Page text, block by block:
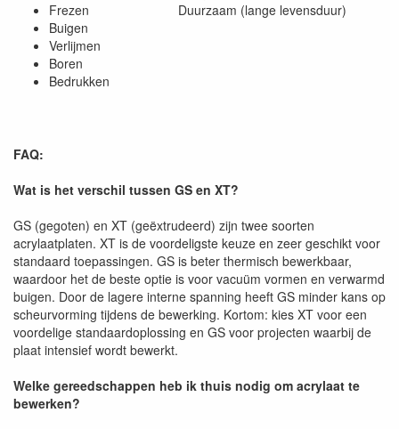
Frezen Duurzaam (lange levensduur)
Buigen
Verlijmen
Boren
Bedrukken
FAQ:
Wat is het verschil tussen GS en XT?
GS (gegoten) en XT (geëxtrudeerd) zijn twee soorten
acrylaatplaten. XT is de voordeligste keuze en zeer geschikt voor
standaard toepassingen. GS is beter thermisch bewerkbaar,
waardoor het de beste optie is voor vacuüm vormen en verwarmd
buigen. Door de lagere interne spanning heeft GS minder kans op
scheurvorming tijdens de bewerking. Kortom: kies XT voor een
voordelige standaardoplossing en GS voor projecten waarbij de
plaat intensief wordt bewerkt.
Welke gereedschappen heb ik thuis nodig om acrylaat te
bewerken?